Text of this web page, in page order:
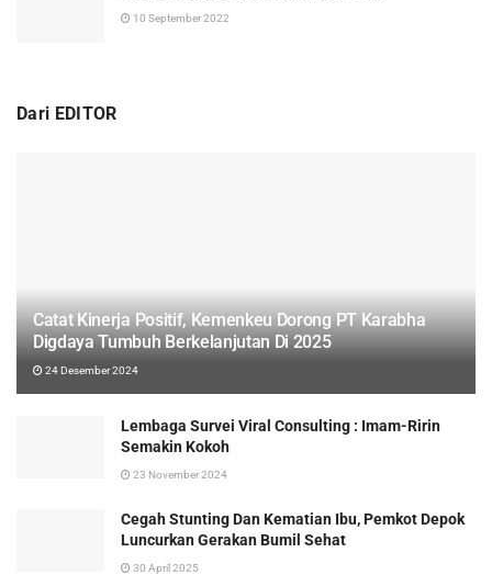
10 September 2022
Dari EDITOR
Catat Kinerja Positif, Kemenkeu Dorong PT Karabha
Digdaya Tumbuh Berkelanjutan Di 2025
24 Desember 2024
Lembaga Survei Viral Consulting : Imam-Ririn
Semakin Kokoh
23 November 2024
Cegah Stunting Dan Kematian Ibu, Pemkot Depok
Luncurkan Gerakan Bumil Sehat
30 April 2025